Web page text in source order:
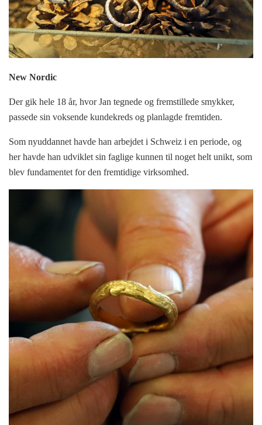
New Nordic
Der gik hele 18 år, hvor Jan tegnede og fremstillede smykker,
passede sin voksende kundekreds og planlagde fremtiden.
Som nyuddannet havde han arbejdet i Schweiz i en periode, og
her havde han udviklet sin faglige kunnen til noget helt unikt, som
blev fundamentet for den fremtidige virksomhed.